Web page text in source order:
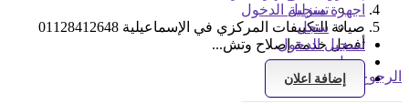
تسجيل الدخول
سجل
تسجيل الدخول
سجل
إضافة اعلان
اجهزة منزلية
صيانة التكييفات المركزي في الإسماعيلية 01128412648
أفضل خدمة إصلاح وتش...
الرجوع إلى النتائج